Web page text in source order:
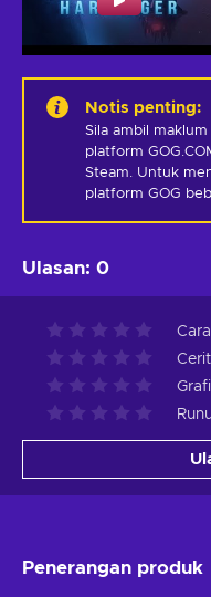
Notis penting:
Sila ambil
platform
Steam. Untuk
platform GOG
Ulasan: 0
Penerangan produk